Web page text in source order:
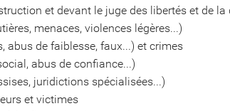
et devant le juge des libertés et de la
menaces, violences légères...)
abus de faiblesse, faux...) et crimes
abus de confiance...)
juridictions spécialisées...)
et victimes